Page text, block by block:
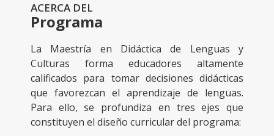
ACERCA DEL
Programa
La Maestría en Didáctica de Lenguas y
Culturas forma educadores altamente
calificados para tomar decisiones didácticas
que favorezcan el aprendizaje de lenguas.
Para ello, se profundiza en tres ejes que
constituyen el diseño curricular del programa: